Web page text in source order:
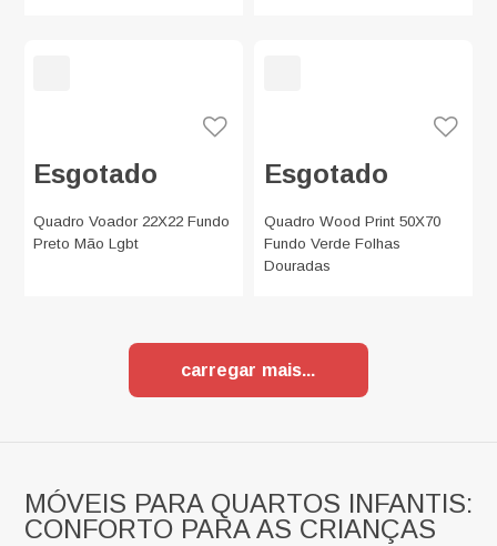
Esgotado
Quadro Voador 22X22 Fundo
Preto Mão Lgbt
Esgotado
Quadro Wood Print 50X70
Fundo Verde Folhas
Douradas
carregar mais
MÓVEIS PARA QUARTOS INFANTIS:
CONFORTO PARA AS CRIANÇAS